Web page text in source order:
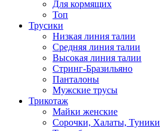
Для кормящих
Топ
Трусики
Низкая линия талии
Средняя линия талии
Высокая линия талии
Стринг-Бразильяно
Панталоны
Мужские трусы
Трикотаж
Майки женские
Сорочки, Халаты, Туники